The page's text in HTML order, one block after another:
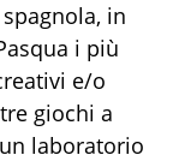
in
i più
e/o
giochi a
laboratorio